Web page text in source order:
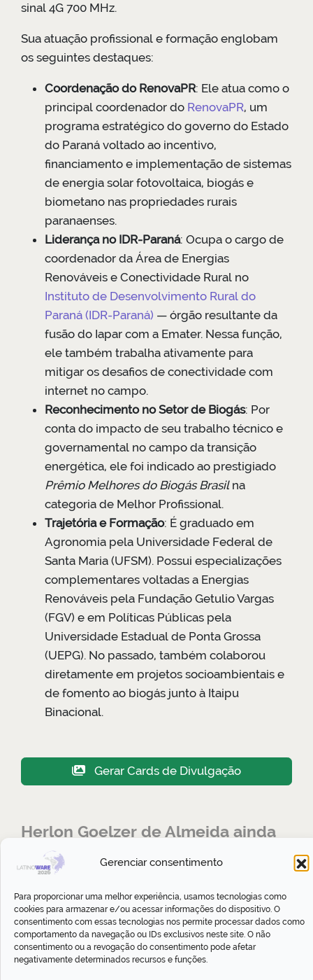
Gerenciar consentimento
Para proporcionar uma melhor experiência, usamos tecnologias como
cookies para armazenar e/ou acessar informações do dispositivo. O
consentimento com essas tecnologias nos permite processar dados como
comportamento da navegação ou IDs exclusivos neste site. O não
consentimento ou a revogação do consentimento pode afetar
negativamente determinados recursos e funções.
sinal 4G 700 MHz.
Sua atuação profissional e formação englobam
os seguintes destaques:
Coordenação do RenovaPR: Ele atua como o
principal coordenador do RenovaPR, um
programa estratégico do governo do Estado
do Paraná voltado ao incentivo,
financiamento e implementação de sistemas
de energia solar fotovoltaica, biogás e
biometano nas propriedades rurais
paranaenses.
Liderança no IDR-Paraná: Ocupa o cargo de
coordenador da Área de Energias
Renováveis e Conectividade Rural no
Instituto de Desenvolvimento Rural do
Paraná (IDR-Paraná) — órgão resultante da
fusão do Iapar com a Emater. Nessa função,
ele também trabalha ativamente para
mitigar os desafios de conectividade com
internet no campo.
Reconhecimento no Setor de Biogás: Por
conta do impacto de seu trabalho técnico e
governamental no campo da transição
energética, ele foi indicado ao prestigiado
Prêmio Melhores do Biogás Brasilna
categoria de Melhor Profissional.
Trajetória e Formação: É graduado em
Agronomia pela Universidade Federal de
Santa Maria (UFSM). Possui especializações
complementares voltadas a Energias
Renováveis pela Fundação Getulio Vargas
(FGV) e em Políticas Públicas pela
Universidade Estadual de Ponta Grossa
(UEPG). No passado, também colaborou
diretamente em projetos socioambientais e
de fomento ao biogás junto à Itaipu
Binacional.
Gerar Cards de Divulgação
Herlon Goelzer de Almeida ainda
não possui nenhuma atividade
cadastrada
Gostou? Compartilhe: